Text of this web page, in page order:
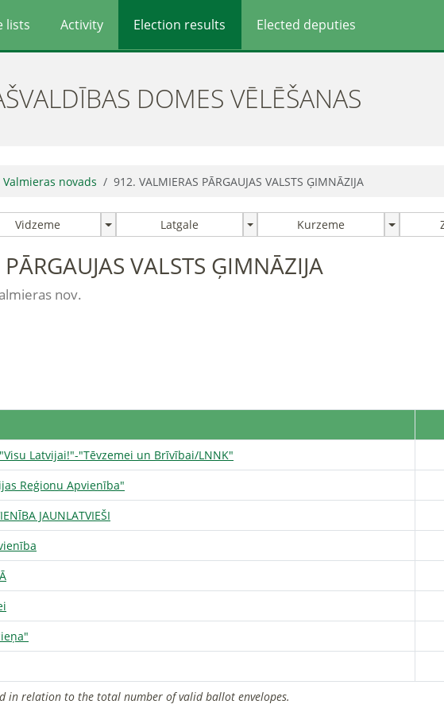
lists Activity Election results Elected deputies
DOMES VĒLĒŠANAS
Valmieras novads 912. VALMIERAS PĀRGAUJAS VALSTS ĢIMNĀZIJA
Vidzeme Latgale Kurzeme
VALSTS ĢIMNĀZIJA
nov.
Latvijai!"-"Tēvzemei un Brīvībai/LNNK"
Reģionu Apvienība"
JAUNLATVIEŠI
in relation to the total number of valid ballot envelopes.